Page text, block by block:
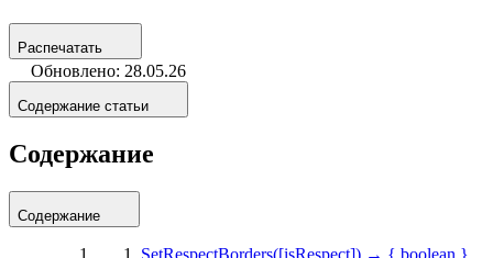
Распечатать
Обновлено: 28.05.26
Содержание статьи
Содержание
Содержание
SetRespectBorders([isRespect]) → { boolean }